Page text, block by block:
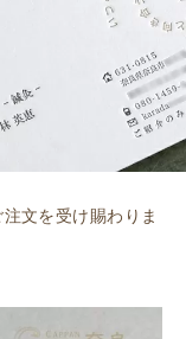
文を受け賜わりま